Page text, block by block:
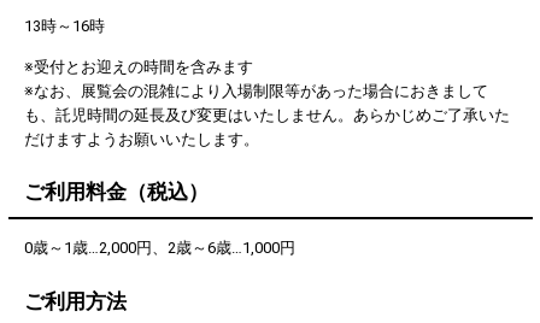
13時～16時
※受付とお迎えの時間を含みます
※なお、展覧会の混雑により入場制限等があった場合におきまして
も、託児時間の延長及び変更はいたしません。あらかじめご了承いた
だけますようお願いいたします。
ご利用料金（税込）
0歳～1歳…2,000円、2歳～6歳…1,000円
ご利用方法